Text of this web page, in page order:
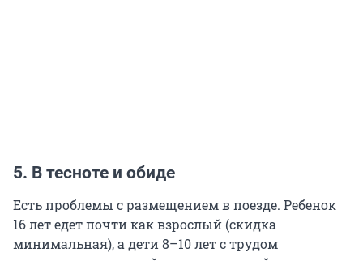
5. В тесноте и обиде
Есть проблемы с размещением в поезде. Ребенок
16 лет едет почти как взрослый (скидка
минимальная), а дети 8–10 лет с трудом